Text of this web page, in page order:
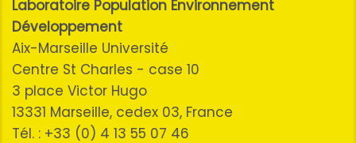
Laboratoire Population Environnement
Développement
Aix-Marseille Université
Centre St Charles - case 10
3 place Victor Hugo
13331 Marseille, cedex 03, France
Tél. : +33 (0) 4 13 55 07 46